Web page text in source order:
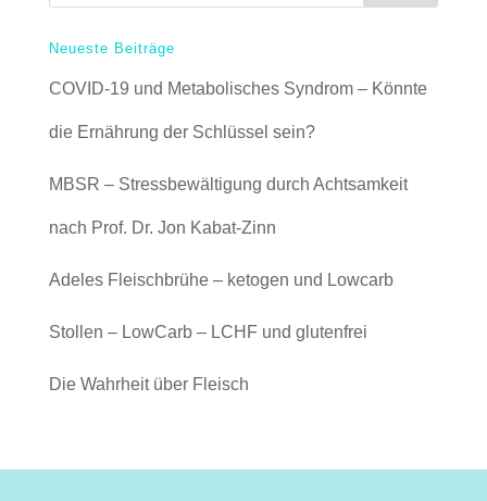
Neueste Beiträge
COVID-19 und Metabolisches Syndrom – Könnte
die Ernährung der Schlüssel sein?
MBSR – Stressbewältigung durch Achtsamkeit
nach Prof. Dr. Jon Kabat-Zinn
Adeles Fleischbrühe – ketogen und Lowcarb
Stollen – LowCarb – LCHF und glutenfrei
Die Wahrheit über Fleisch